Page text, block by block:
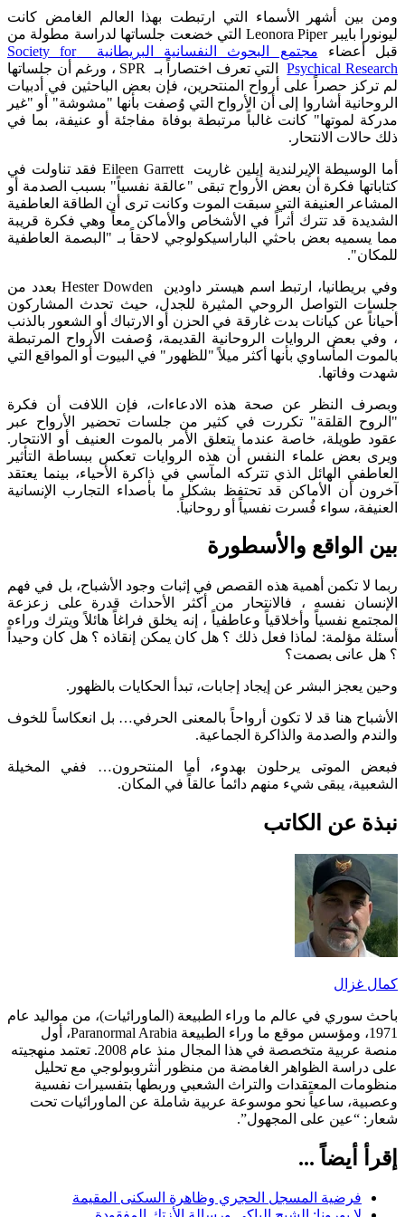
ومن بين أشهر الأسماء التي ارتبطت بهذا العالم الغامض كانت
ليونورا بايبر Leonora Piper التي خضعت جلساتها لدراسة مطولة من
قبل أعضاء
مجتمع البحوث النفسانية البريطانية Society for
Psychical Research
التي تعرف اختصاراً بـ SPR ، ورغم أن جلساتها
لم تركز حصراً على أرواح المنتحرين، فإن بعض الباحثين في أدبيات
الروحانية أشاروا إلى أن الأرواح التي وُصفت بأنها "مشوشة" أو "غير
مدركة لموتها" كانت غالباً مرتبطة بوفاة مفاجئة أو عنيفة، بما في
ذلك حالات الانتحار.
أما الوسيطة الإيرلندية إيلين غاريت Eileen Garrett فقد تناولت في
كتاباتها فكرة أن بعض الأرواح تبقى "عالقة نفسياً" بسبب الصدمة أو
المشاعر العنيفة التي سبقت الموت وكانت ترى أن الطاقة العاطفية
الشديدة قد تترك أثراً في الأشخاص والأماكن معاً وهي فكرة قريبة
مما يسميه بعض باحثي الباراسيكولوجي لاحقاً بـ "البصمة العاطفية
للمكان".
وفي بريطانيا، ارتبط اسم هيستر داودين Hester Dowden بعدد من
جلسات التواصل الروحي المثيرة للجدل، حيث تحدث المشاركون
أحياناً عن كيانات بدت غارقة في الحزن أو الارتباك أو الشعور بالذنب
، وفي بعض الروايات الروحانية القديمة، وُصفت الأرواح المرتبطة
بالموت المأساوي بأنها أكثر ميلاً "للظهور" في البيوت أو المواقع التي
شهدت وفاتها.
وبصرف النظر عن صحة هذه الادعاءات، فإن اللافت أن فكرة
"الروح القلقة" تكررت في كثير من جلسات تحضير الأرواح عبر
عقود طويلة، خاصة عندما يتعلق الأمر بالموت العنيف أو الانتحار.
ويرى بعض علماء النفس أن هذه الروايات تعكس ببساطة التأثير
العاطفي الهائل الذي تتركه المآسي في ذاكرة الأحياء، بينما يعتقد
آخرون أن الأماكن قد تحتفظ بشكل ما بأصداء التجارب الإنسانية
العنيفة، سواء فُسرت نفسياً أو روحانياً.
بين الواقع والأسطورة
ربما لا تكمن أهمية هذه القصص في إثبات وجود الأشباح، بل في فهم
الإنسان نفسه ، فالانتحار من أكثر الأحداث قدرة على زعزعة
المجتمع نفسياً وأخلاقياً وعاطفياً ، إنه يخلق فراغاً هائلاً ويترك وراءه
أسئلة مؤلمة: لماذا فعل ذلك ؟ هل كان يمكن إنقاذه ؟ هل كان وحيداً
؟ هل عانى بصمت؟
وحين يعجز البشر عن إيجاد إجابات، تبدأ الحكايات بالظهور.
الأشباح هنا قد لا تكون أرواحاً بالمعنى الحرفي… بل انعكاساً للخوف
والندم والصدمة والذاكرة الجماعية.
فبعض الموتى يرحلون بهدوء، أما المنتحرون… ففي المخيلة
الشعبية، يبقى شيء منهم دائماً عالقاً في المكان.
نبذة عن الكاتب
كمال غزال
باحث سوري في عالم ما وراء الطبيعة (الماورائيات)، من مواليد عام
1971، ومؤسس موقع ما وراء الطبيعة Paranormal Arabia، أول
منصة عربية متخصصة في هذا المجال منذ عام 2008. تعتمد منهجيته
على دراسة الظواهر الغامضة من منظور أنثروبولوجي مع تحليل
منظومات المعتقدات والتراث الشعبي وربطها بتفسيرات نفسية
وعصبية، ساعياً نحو موسوعة عربية شاملة عن الماورائيات تحت
شعار: “عين على المجهول”.
إقرأ أيضاً ...
فرضية المسجل الحجري وظاهرة السكنى المقيمة